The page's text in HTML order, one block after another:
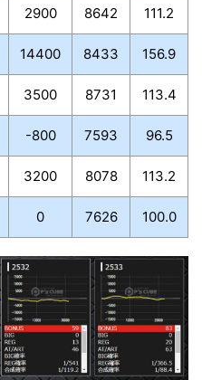
2900 8642 111.2
14400 8433 156.9
3500 8731 113.4
-800 7593 96.5
3200 8078 113.2
0 7626 100.0